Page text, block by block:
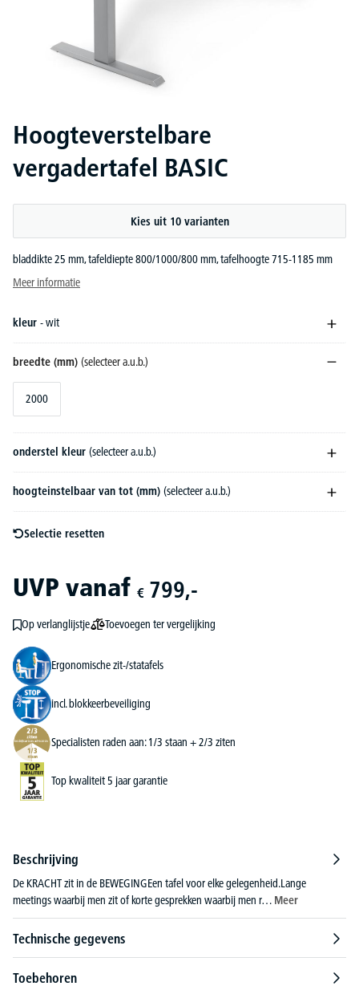
Hoogteverstelbare
vergadertafel BASIC
Kies uit 10 varianten
bladdikte 25 mm, tafeldiepte 800/1000/800 mm, tafelhoogte 715-1185 mm
Meer informatie
kleur - wit
breedte (mm) (selecteer a.u.b.)
2000
onderstel kleur (selecteer a.u.b.)
hoogteinstelbaar van tot (mm) (selecteer a.u.b.)
Selectie resetten
UVP vanaf € 799,-
Op verlanglijstje Toevoegen ter vergelijking
Ergonomische zit-/statafels
incl. blokkeerbeveiliging
Specialisten raden aan: 1/3 staan + 2/3 ziten
Top kwaliteit 5 jaar garantie
Beschrijving
De KRACHT zit in de BEWEGINGEen tafel voor elke gelegenheid.Lange
meetings waarbij men zit of korte gesprekken waarbij men r… Meer
Technische gegevens
Toebehoren